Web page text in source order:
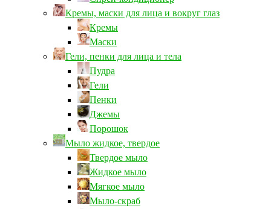
Кремы, маски для лица и вокруг глаз
Кремы
Маски
Гели, пенки для лица и тела
Пудра
Гели
Пенки
Джемы
Порошок
Мыло жидкое, твердое
Твердое мыло
Жидкое мыло
Мягкое мыло
Мыло-скраб